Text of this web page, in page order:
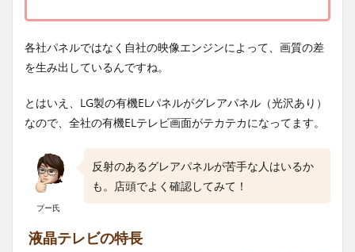
各社パネルではなく自社の映像エンジンによって、画質の差
を生み出しているんですね。
とはいえ、LG製の有機ELパネルがグレアパネル（光沢あり）
なので、全社の有機ELテレビ画面がテカテカになってます。
プー氏
反射のあるグレアパネルが苦手な人はいるか
も。店頭でよく確認してみて！
液晶テレビの特長